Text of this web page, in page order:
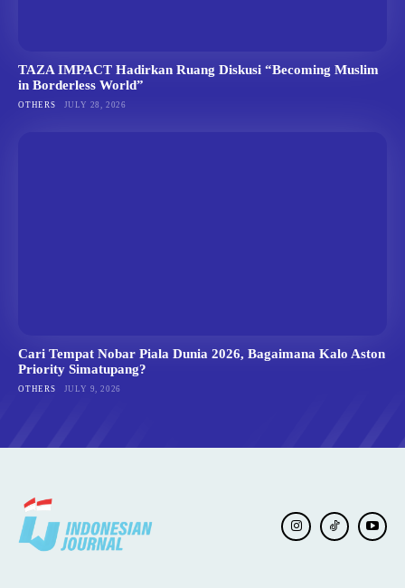
TAZA IMPACT Hadirkan Ruang Diskusi “Becoming Muslim
in Borderless World”
OTHERS JULY 28, 2026
Cari Tempat Nobar Piala Dunia 2026, Bagaimana Kalo Aston
Priority Simatupang?
OTHERS JULY 9, 2026